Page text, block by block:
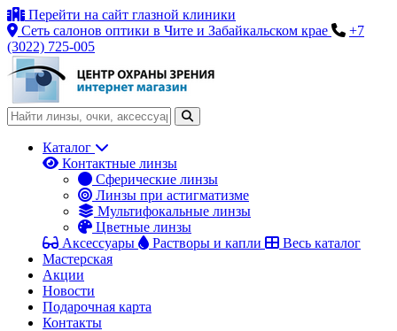
Перейти на сайт глазной клиники
Сеть салонов оптики в Чите и Забайкальском крае
+7
(3022) 725-005
Каталог
Контактные линзы
Сферические линзы
Линзы при астигматизме
Мультифокальные линзы
Цветные линзы
Аксессуары
Растворы и капли
Весь каталог
Мастерская
Акции
Новости
Подарочная карта
Контакты